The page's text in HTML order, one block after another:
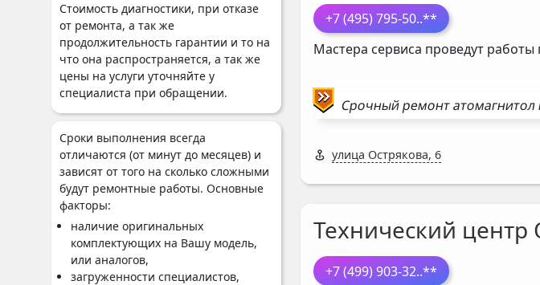
Стоимость диагностики, при отказе
от ремонта, а так же
продолжительность гарантии и то на
что она распространяется, а так же
цены на услуги уточняйте у
специалиста при обращении.
Сроки выполнения всегда
отличаются (от минут до месяцев) и
зависят от того на сколько сложными
будут ремонтные работы. Основные
факторы:
наличие оригинальных
комплектующих на Вашу модель,
или аналогов,
загруженности специалистов,
+7 (495) 795-50..**
Мастера сервиса проведут
Срочный ремонтатомагнитол
улица Острякова, 6
Технический центр
+7 (499) 903-32..**